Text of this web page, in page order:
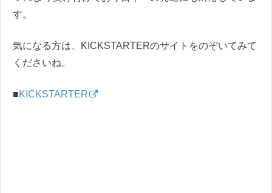
す。
気になる方は、KICKSTARTERのサイトをのぞいてみて
くださいね。
■KICKSTARTER